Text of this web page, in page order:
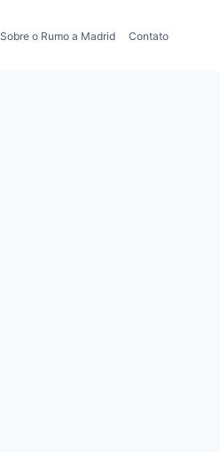
Sobre o Rumo a Madrid Contato